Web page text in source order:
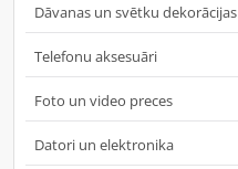
Dāvanas un svētku dekorācijas
Telefonu aksesuāri
Foto un video preces
Datori un elektronika